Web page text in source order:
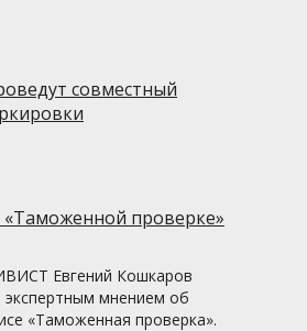
совместный
проверке»
Евгений Кошкаров
экспертным мнением об
«Таможенная проверка».